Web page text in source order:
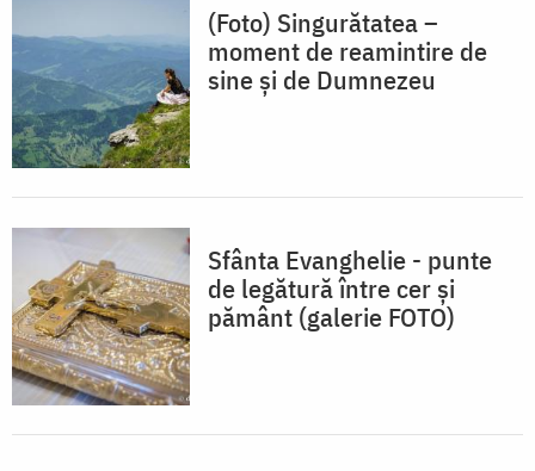
(Foto) Singurătatea –
moment de reamintire de
sine și de Dumnezeu
Sfânta Evanghelie - punte
de legătură între cer şi
pământ (galerie FOTO)